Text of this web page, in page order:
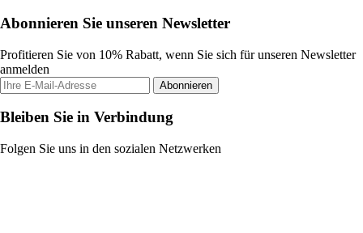
Abonnieren Sie unseren Newsletter
Profitieren Sie von 10% Rabatt, wenn Sie sich für unseren Newsletter
anmelden
Abonnieren
Bleiben Sie in Verbindung
Folgen Sie uns in den sozialen Netzwerken